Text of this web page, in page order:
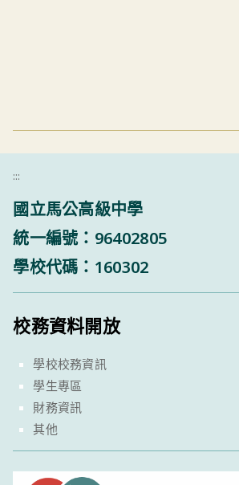
:::
國立馬公高級中學
統一編號：96402805
學校代碼：160302
校務資料開放
學校校務資訊
學生專區
財務資訊
其他